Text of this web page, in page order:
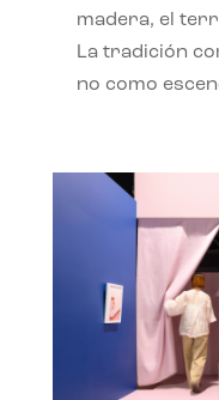
madera, el
La tradición
no como